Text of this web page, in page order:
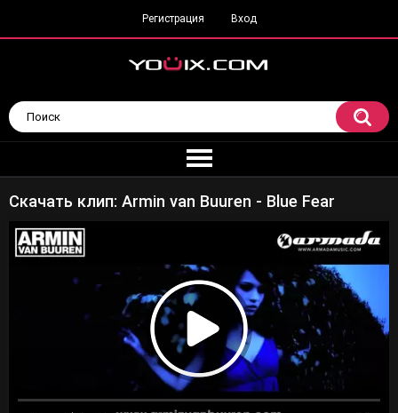
Регистрация Вход
Скачать клип: Armin van Buuren - Blue Fear